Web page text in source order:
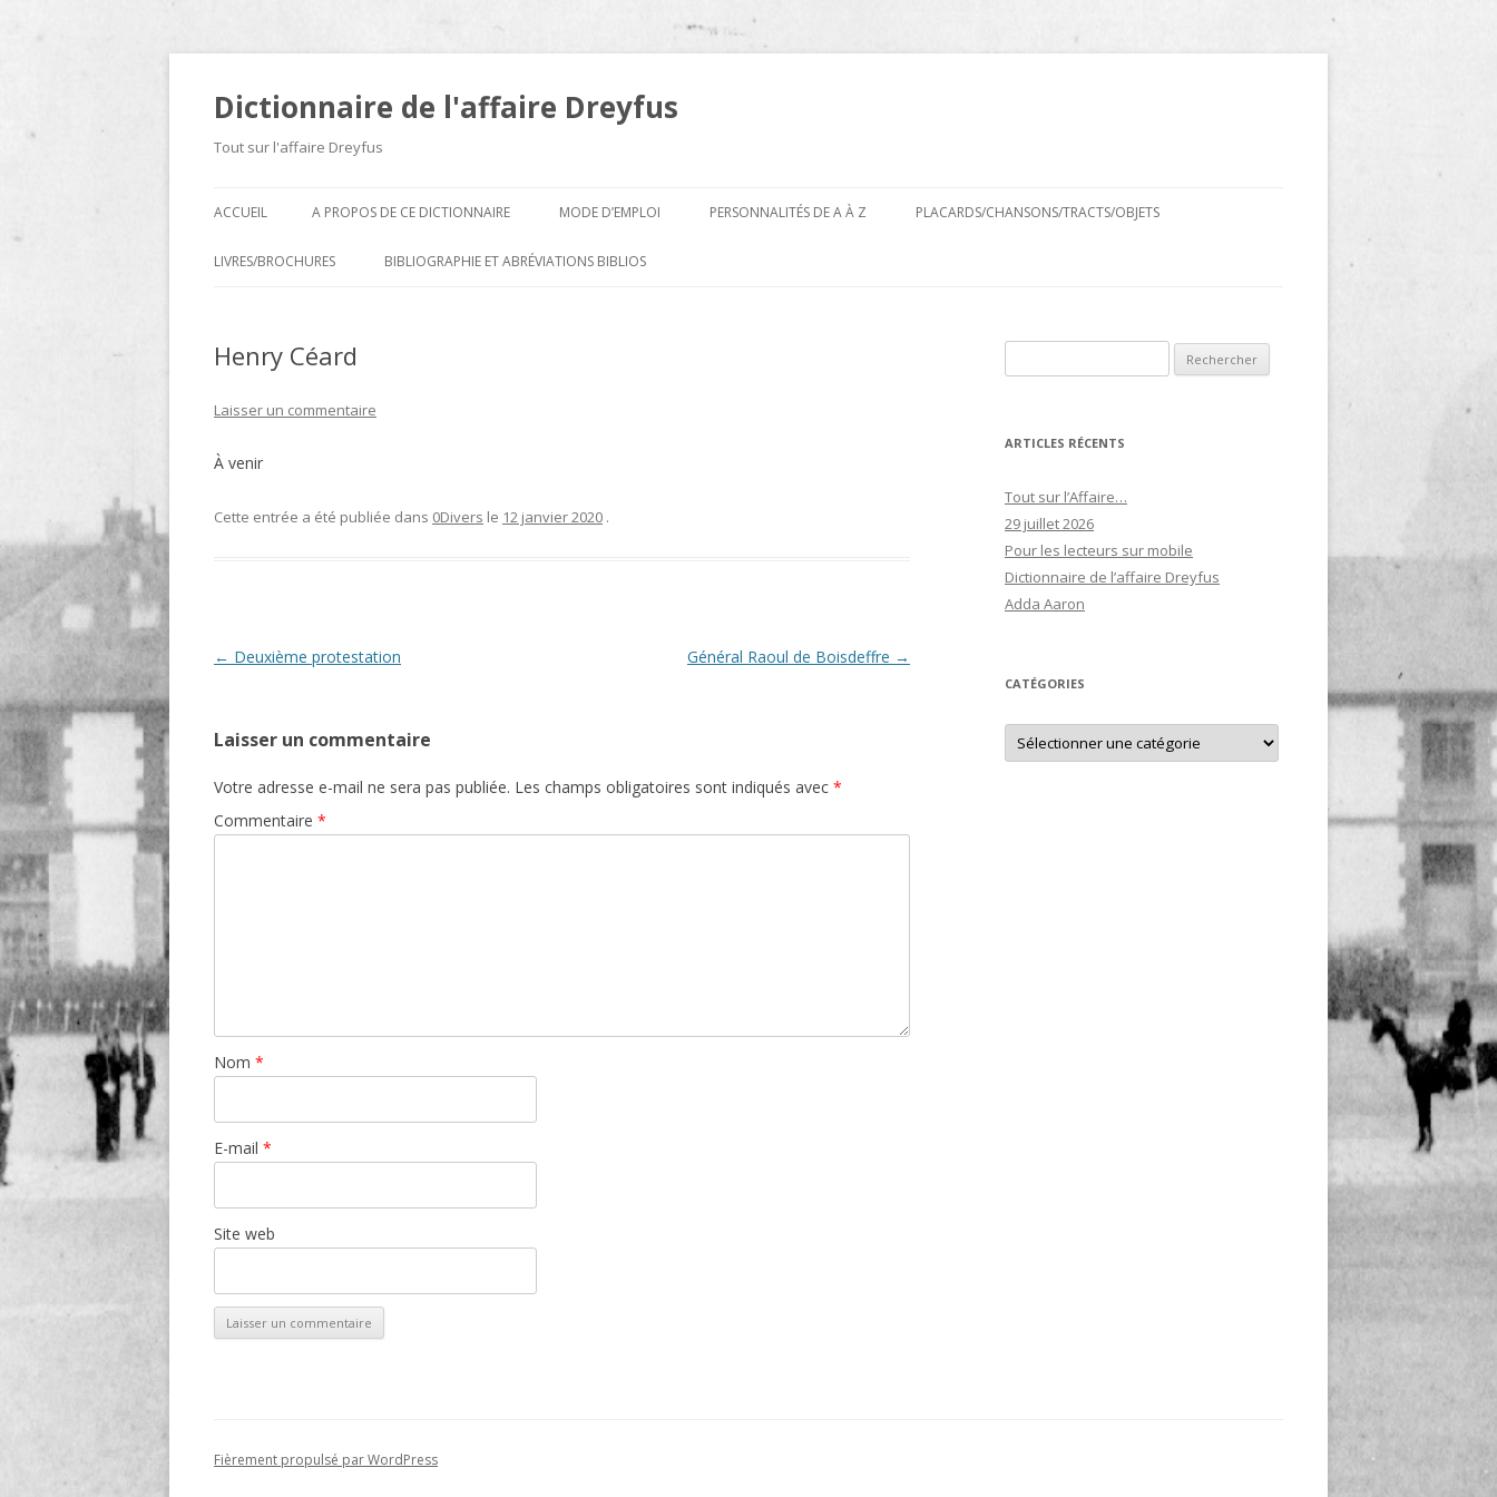
Dictionnaire de l'affaire Dreyfus
Tout sur l'affaire Dreyfus
au
ACCUEIL A PROPOS DE CE DICTIONNAIRE MODE D’EMPLOI PERSONNALITÉS DE A À Z PLACARDS/CHANSONS/TRACTS/OBJETS
LIVRES/BROCHURES
D
BIBLIOGRAPHIE ET ABRÉVIATIONS BIBLIOS
Henry Céard
Laisser un commentaire
À venir
Cette entrée a été publiée dans 0Divers le 12 janvier 2020 .
Navigation
← Deuxième protestation Général Raoul de Boisdeffre →
Laisser un commentaire
Votre adresse e-mail ne sera pas publiée. Les champs obligatoires sont indiqués avec *
Commentaire *
Nom *
E-mail *
Site web
ARTICLES RÉCENTS
Tout sur l’Affaire…
29 juillet 2026
Pour les lecteurs sur mobile
Dictionnaire de l’affaire Dreyfus
Adda Aaron
CATÉGORIES
Catégories
Fièrement propulsé par WordPress